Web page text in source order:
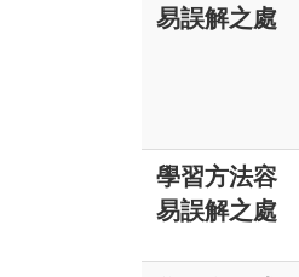
易誤解之處
學習方法容
易誤解之處